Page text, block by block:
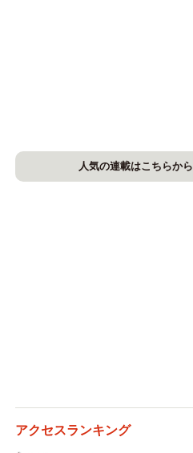
人気の連載はこちらから
アクセスランキング